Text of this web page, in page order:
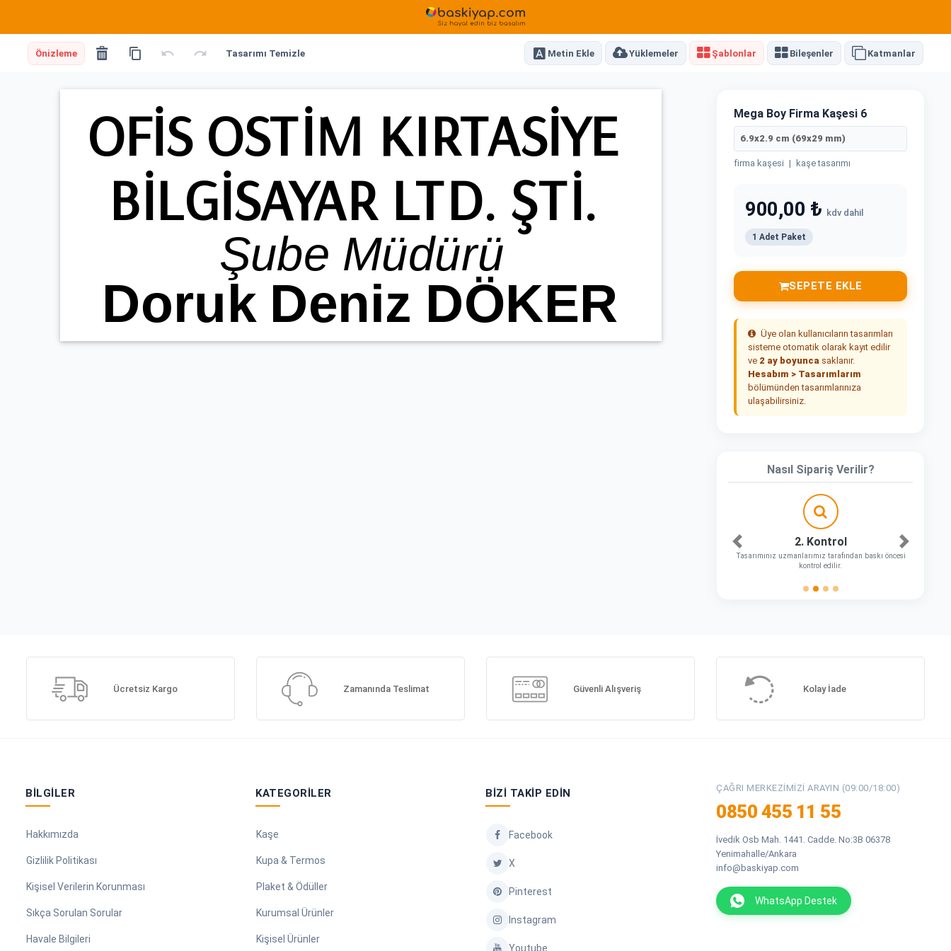
Önizleme Tasarımı Temizle Metin Ekle Yüklemeler Şablonlar Bileşenler Katmanlar
Mega Boy Firma Kaşesi 6
6.9x2.9 cm (69x29 mm)
firma kaşesi | kaşe tasarımı
900,00 ₺ kdv dahil
1 Adet Paket
SEPETE EKLE
Üye olan kullanıcıların tasarımları
sisteme otomatik olarak kayıt edilir
ve 2 ay boyunca saklanır.
Hesabım > Tasarımlarım
bölümünden tasarımlarınıza
ulaşabilirsiniz.
Nasıl Sipariş Verilir?
2. Kontrol
Tasarımınız uzmanlarımız tarafından baskı öncesi
kontrol edilir.
Önceki Sonraki
Ücretsiz Kargo Zamanında Teslimat Güvenli Alışveriş Kolay İade
BILGILER
Hakkımızda
Gizlilik Politikası
Kişisel Verilerin Korunması
Sıkça Sorulan Sorular
Havale Bilgileri
KATEGORILER
Kaşe
Kupa & Termos
Plaket & Ödüller
Kurumsal Ürünler
Kişisel Ürünler
BIZI TAKIP EDIN
Facebook
X
Pinterest
Instagram
Youtube
ÇAĞRI MERKEZIMIZI ARAYIN (09:00/18:00)
0850 455 11 55
İvedik Osb Mah. 1441. Cadde. No:3B 06378
Yenimahalle/Ankara
info@baskiyap.com
WhatsApp Destek